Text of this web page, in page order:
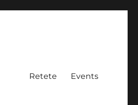
Retete Events